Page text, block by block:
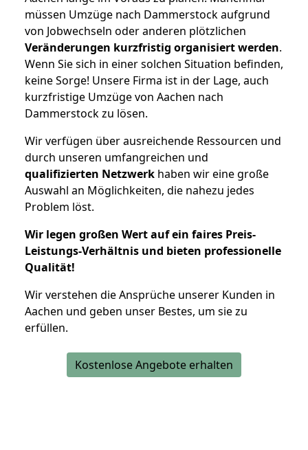
müssen Umzüge nach Dammerstock aufgrund
von Jobwechseln oder anderen plötzlichen
Veränderungen kurzfristig organisiert werden.
Wenn Sie sich in einer solchen Situation befinden,
keine Sorge! Unsere Firma ist in der Lage, auch
kurzfristige Umzüge von Aachen nach
Dammerstock zu lösen.
Wir verfügen über ausreichende Ressourcen und
durch unseren umfangreichen und
qualifizierten Netzwerk haben wir eine große
Auswahl an Möglichkeiten, die nahezu jedes
Problem löst.
Wir legen großen Wert auf ein faires Preis-
Leistungs-Verhältnis und bieten professionelle
Qualität!
Wir verstehen die Ansprüche unserer Kunden in
Aachen und geben unser Bestes, um sie zu
erfüllen.
Kostenlose Angebote erhalten